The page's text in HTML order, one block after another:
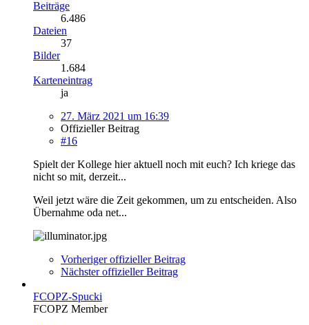
Beiträge
6.486
Dateien
37
Bilder
1.684
Karteneintrag
ja
27. März 2021 um 16:39
Offizieller Beitrag
#16
Spielt der Kollege hier aktuell noch mit euch? Ich kriege das
nicht so mit, derzeit...
Weil jetzt wäre die Zeit gekommen, um zu entscheiden. Also
Übernahme oda net...
Vorheriger offizieller Beitrag
Nächster offizieller Beitrag
FCOPZ-Spucki
FCOPZ Member